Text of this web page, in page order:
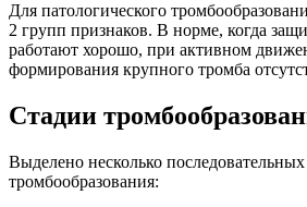
Для патологического
2 групп признаков. В норме, когда
работают хорошо, при активном
формирования крупного тромба
Стадии
Выделено несколько
тромбообразования: